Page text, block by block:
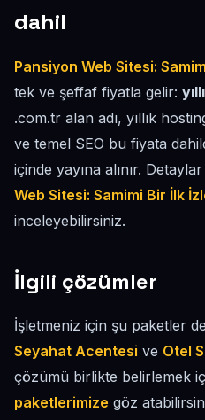
dahil
Pansiyon Web Sitesi:
tek ve şeffaf fiyatla gelir:
.com.tr alan adı, yıllık
ve temel SEO bu fiyata
içinde yayına alınır.
Web Sitesi: Samimi Bir İlk
inceleyebilirsiniz.
İlgili çözümler
İşletmeniz için şu paketler
Seyahat Acentesi ve Otel
çözümü birlikte belirlemek
paketlerimize göz